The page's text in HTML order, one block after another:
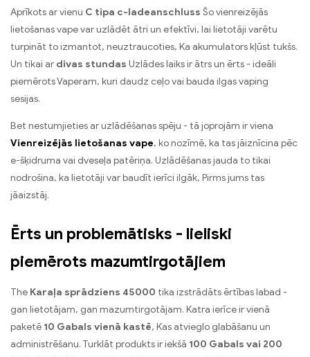
Aprīkots ar vienu C tipa c-ladeanschluss Šo vienreizējās
lietošanas vape var uzlādēt ātri un efektīvi, lai lietotāji varētu
turpināt to izmantot, neuztraucoties, Ka akumulators kļūst tukšs.
Un tikai ar divas stundas Uzlādes laiks ir ātrs un ērts - ideāli
piemērots Vaperam, kuri daudz ceļo vai bauda ilgas vaping
sesijas.
Bet nestumjieties ar uzlādēšanas spēju - tā joprojām ir viena
Vienreizējās lietošanas vape, ko nozīmē, ka tas jāiznīcina pēc
e-šķidruma vai dveseļa patēriņa. Uzlādēšanas jauda to tikai
nodrošina, ka lietotāji var baudīt ierīci ilgāk, Pirms jums tas
jāaizstāj.
Ērts un problemātisks - lieliski
piemērots mazumtirgotājiem
The Karaļa sprādziens 45000 tika izstrādāts ērtības labad -
gan lietotājam, gan mazumtirgotājam. Katra ierīce ir vienā
paketē 10 Gabals vienā kastē, Kas atvieglo glabāšanu un
administrēšanu. Turklāt produkts ir iekšā 100 Gabals vai 200